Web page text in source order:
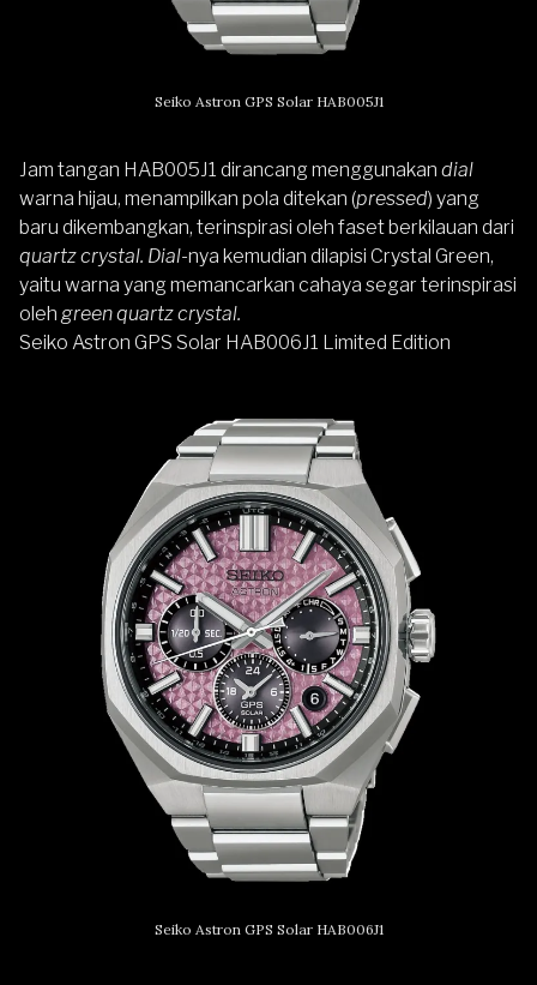
Seiko Astron GPS Solar HAB005J1
Jam tangan HAB005J1 dirancang menggunakan dial
warna hijau, menampilkan pola ditekan (pressed) yang
baru dikembangkan, terinspirasi oleh faset berkilauan dari
quartz crystal. Dial-nya kemudian dilapisi Crystal Green,
yaitu warna yang memancarkan cahaya segar terinspirasi
oleh green quartz crystal.
Seiko Astron GPS Solar HAB006J1 Limited Edition
Seiko Astron GPS Solar HAB006J1